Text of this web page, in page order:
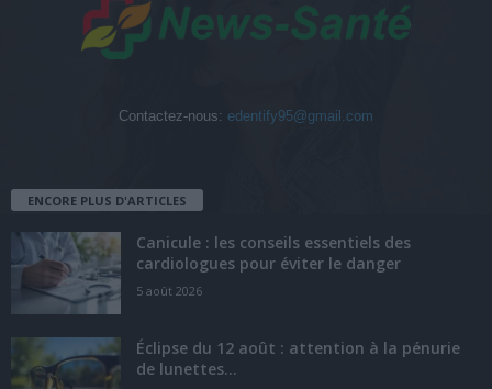
Contactez-nous: edentify95@gmail.com
ENCORE PLUS D'ARTICLES
Canicule : les conseils essentiels des
cardiologues pour éviter le danger
5 août 2026
Éclipse du 12 août : attention à la pénurie
de lunettes...